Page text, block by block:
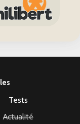
Tests
Actualité